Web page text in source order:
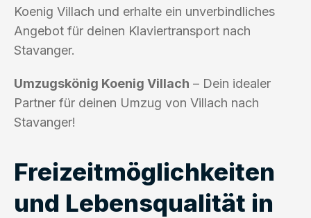
Koenig Villach und erhalte ein unverbindliches
Angebot für deinen Klaviertransport nach
Stavanger.
Umzugskönig Koenig Villach – Dein idealer
Partner für deinen Umzug von Villach nach
Stavanger!
Freizeitmöglichkeiten
und Lebensqualität in